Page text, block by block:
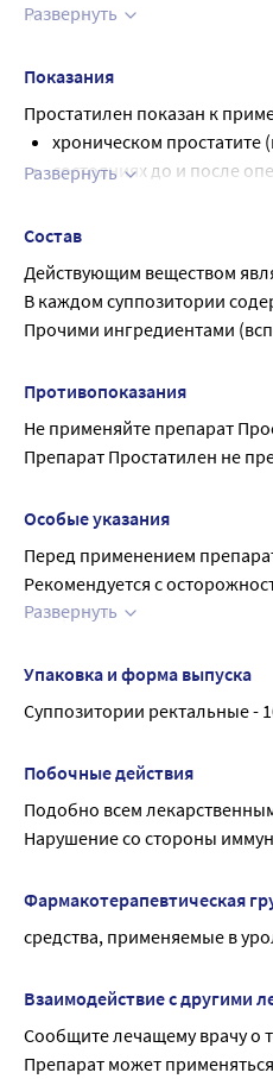
железы.
Ректально. Перед
Применяйте препарат
необходимости,
Развернуть
Показания
Простатилен показан к
хроническом простатите
состояниях до и после
Развернуть
Состав
Действующим веществом
В каждом суппозитории
Прочими ингредиентами
Противопоказания
Не применяйте препарат
Препарат Простатилен не
Особые указания
Перед применением
Рекомендуется с
отверстия.
Лечение хронического
До начала лечения
В период применения
врача для проведения
патология носит
Развернуть
Упаковка и форма выпуска
Суппозитории ректальные -
Побочные действия
Подобно всем
Нарушение со стороны
Фармакотерапевтическая
средства, применяемые в
Взаимодействие с другими
Сообщите лечащему врачу о
Препарат может